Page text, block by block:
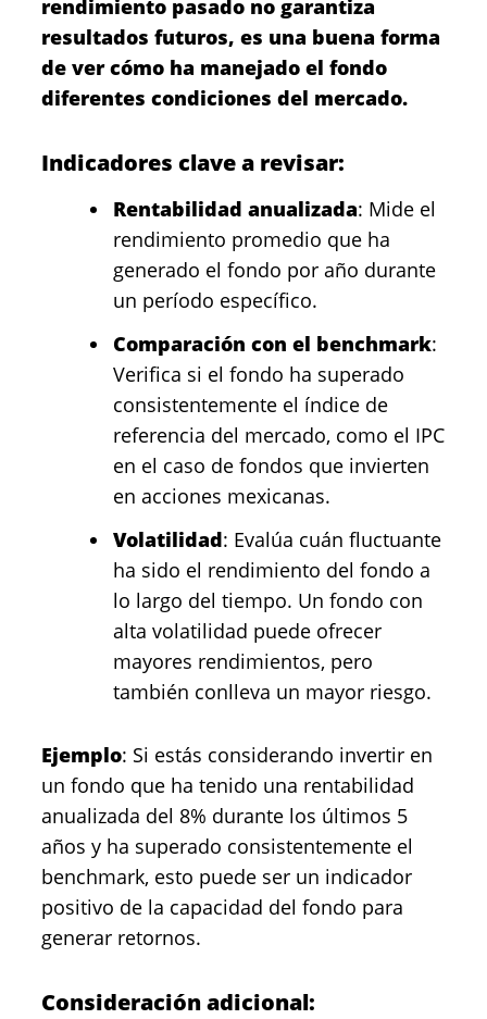
rendimiento pasado no garantiza
resultados futuros, es una buena forma
de ver cómo ha manejado el fondo
diferentes condiciones del mercado.
Indicadores clave a revisar:
Rentabilidad anualizada: Mide el
rendimiento promedio que ha
generado el fondo por año durante
un período específico.
Comparación con el benchmark:
Verifica si el fondo ha superado
consistentemente el índice de
referencia del mercado, como el IPC
en el caso de fondos que invierten
en acciones mexicanas.
Volatilidad: Evalúa cuán fluctuante
ha sido el rendimiento del fondo a
lo largo del tiempo. Un fondo con
alta volatilidad puede ofrecer
mayores rendimientos, pero
también conlleva un mayor riesgo.
Ejemplo: Si estás considerando invertir en
un fondo que ha tenido una rentabilidad
anualizada del 8% durante los últimos 5
años y ha superado consistentemente el
benchmark, esto puede ser un indicador
positivo de la capacidad del fondo para
generar retornos.
Consideración adicional: